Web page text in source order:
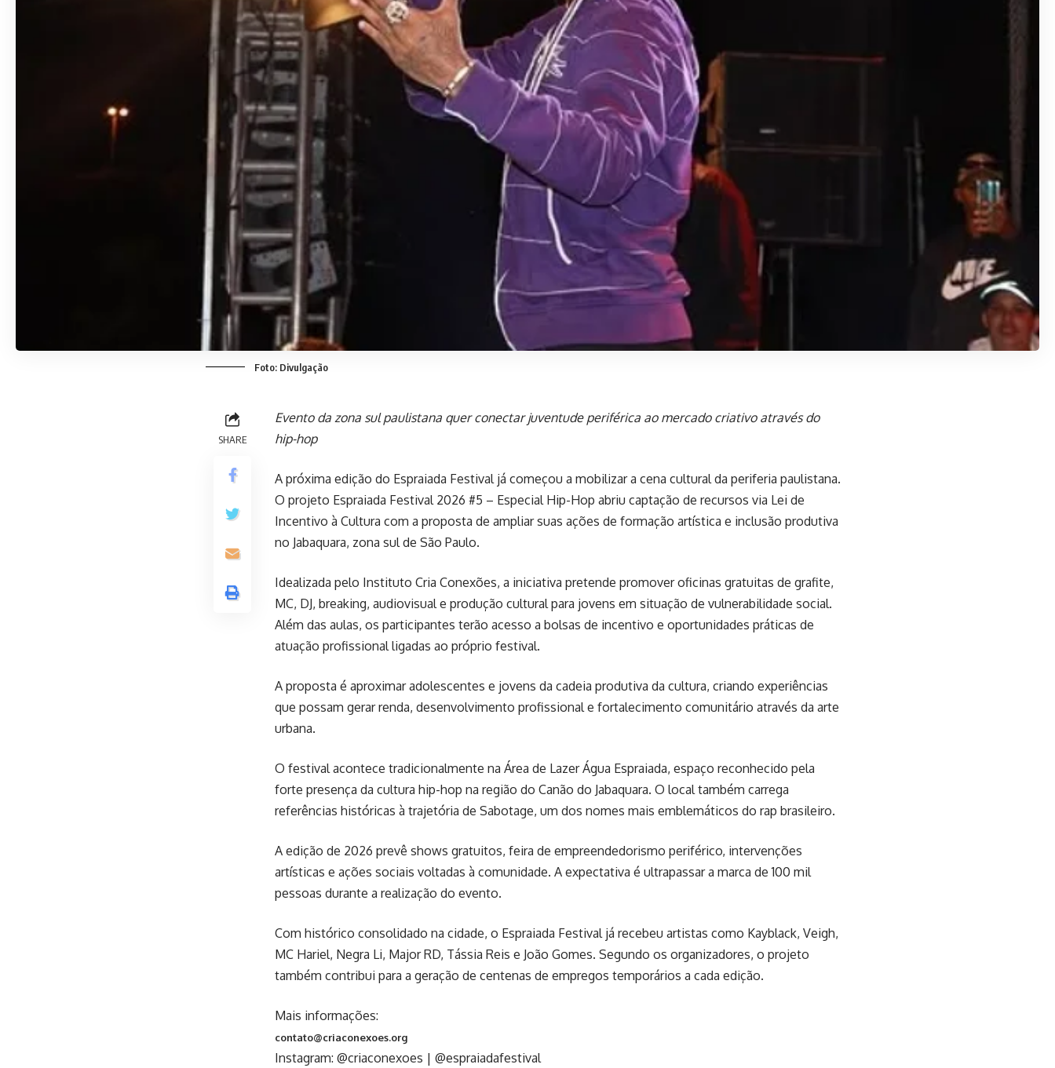
Foto: Divulgação
SHARE
Evento da zona sul paulistana quer conectar juventude periférica ao mercado criativo através do
hip-hop
A próxima edição do Espraiada Festival já começou a mobilizar a cena cultural da periferia paulistana.
O projeto Espraiada Festival 2026 #5 – Especial Hip-Hop abriu captação de recursos via Lei de
Incentivo à Cultura com a proposta de ampliar suas ações de formação artística e inclusão produtiva
no Jabaquara, zona sul de São Paulo.
Idealizada pelo Instituto Cria Conexões, a iniciativa pretende promover oficinas gratuitas de grafite,
MC, DJ, breaking, audiovisual e produção cultural para jovens em situação de vulnerabilidade social.
Além das aulas, os participantes terão acesso a bolsas de incentivo e oportunidades práticas de
atuação profissional ligadas ao próprio festival.
A proposta é aproximar adolescentes e jovens da cadeia produtiva da cultura, criando experiências
que possam gerar renda, desenvolvimento profissional e fortalecimento comunitário através da arte
urbana.
O festival acontece tradicionalmente na Área de Lazer Água Espraiada, espaço reconhecido pela
forte presença da cultura hip-hop na região do Canão do Jabaquara. O local também carrega
referências históricas à trajetória de Sabotage, um dos nomes mais emblemáticos do rap brasileiro.
A edição de 2026 prevê shows gratuitos, feira de empreendedorismo periférico, intervenções
artísticas e ações sociais voltadas à comunidade. A expectativa é ultrapassar a marca de 100 mil
pessoas durante a realização do evento.
Com histórico consolidado na cidade, o Espraiada Festival já recebeu artistas como Kayblack, Veigh,
MC Hariel, Negra Li, Major RD, Tássia Reis e João Gomes. Segundo os organizadores, o projeto
também contribui para a geração de centenas de empregos temporários a cada edição.
Mais informações:
contato@criaconexoes.org
Instagram: @criaconexoes | @espraiadafestival